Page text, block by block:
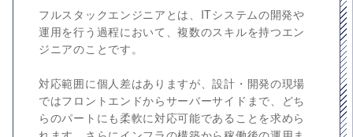
フルスタックエンジニアとは、ITシステムの開発や
運用を行う過程において、複数のスキルを持つエン
ジニアのことです。
対応範囲に個人差はありますが、設計・開発の現場
ではフロントエンドからサーバーサイドまで、どち
らのパートにも柔軟に対応可能であることを求めら